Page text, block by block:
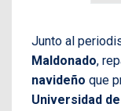
Junto al
Maldonado,
navideño que
Universidad